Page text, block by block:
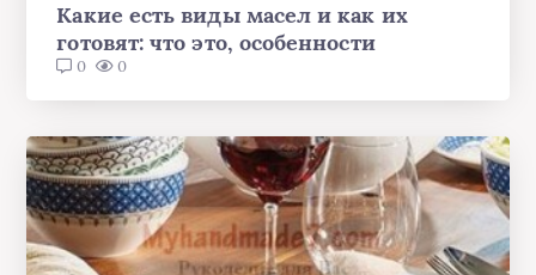
Какие есть виды масел и как их
готовят: что это, особенности
0 0